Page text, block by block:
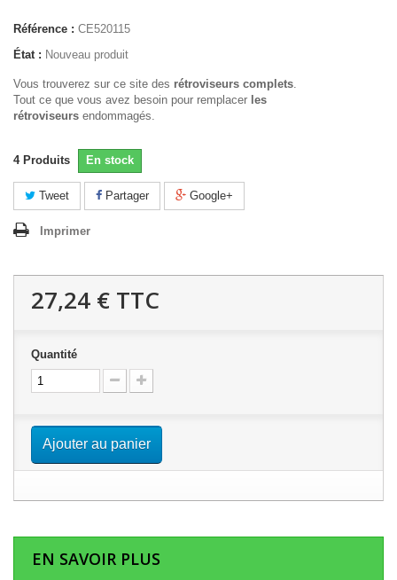
Référence : CE520115
État : Nouveau produit
Vous trouverez sur ce site des rétroviseurs complets.
Tout ce que vous avez besoin pour remplacer les
rétroviseurs endommagés.
4 Produits En stock
Tweet Partager Google+
Imprimer
27,24 € TTC
Quantité
Ajouter au panier
EN SAVOIR PLUS